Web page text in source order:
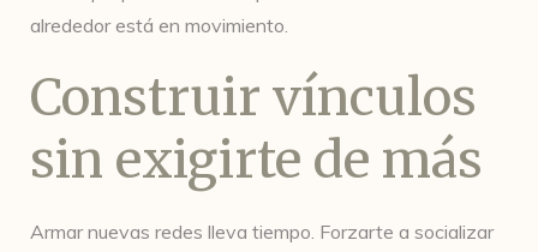
alrededor está en movimiento.
Construir vínculos
sin exigirte de más
Armar nuevas redes lleva tiempo. Forzarte a socializar